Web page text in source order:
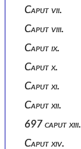
Caput vii.
Caput viii.
Caput ix.
Caput x.
Caput xi.
Caput xii.
697 caput xiii.
Caput xiv.